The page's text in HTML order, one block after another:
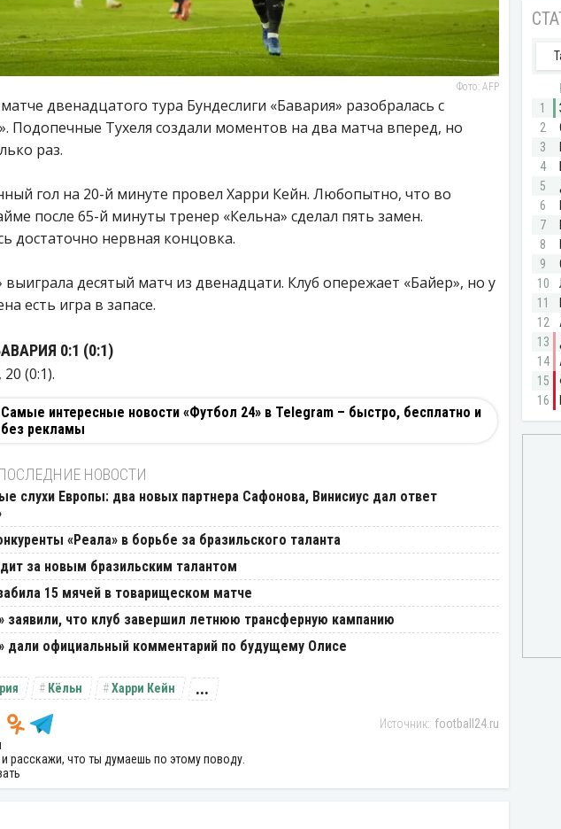
Фото: AFP
двенадцатого тура Бундеслиги «Бавария» разобралась с
Подопечные Тухеля создали моментов на два матча вперед, но
раз.
гол на 20-й минуте провел Харри Кейн. Любопытно, что во
после 65-й минуты тренер «Кельна» сделал пять замен.
достаточно нервная концовка.
выиграла десятый матч из двенадцати. Клуб опережает «Байер», но у
есть игра в запасе.
0:1 (0:1)
(0:1).
Самые интересные новости «Футбол 24» в Telegram – быстро, бесплатно и
без рекламы
НОВОСТИ
слухи Европы: два новых партнера Сафонова, Винисиус дал ответ
«Реала» в борьбе за бразильского таланта
за новым бразильским талантом
15 мячей в товарищеском матче
заявили, что клуб завершил летнюю трансферную кампанию
дали официальный комментарий по будущему Олисе
Кёльн Харри Кейн ...
football24.ru
расскажи, что ты думаешь по этому поводу.